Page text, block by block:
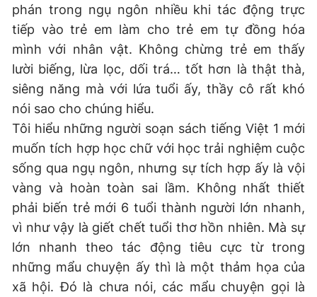
phán trong ngụ ngôn nhiều khi tác động trực
tiếp vào trẻ em làm cho trẻ em tự đồng hóa
mình với nhân vật. Không chừng trẻ em thấy
lười biếng, lừa lọc, dối trá… tốt hơn là thật thà,
siêng năng mà với lứa tuổi ấy, thầy cô rất khó
nói sao cho chúng hiểu.
Tôi hiểu những người soạn sách tiếng Việt 1 mới
muốn tích hợp học chữ với học trải nghiệm cuộc
sống qua ngụ ngôn, nhưng sự tích hợp ấy là vội
vàng và hoàn toàn sai lầm. Không nhất thiết
phải biến trẻ mới 6 tuổi thành người lớn nhanh,
vì như vậy là giết chết tuổi thơ hồn nhiên. Mà sự
lớn nhanh theo tác động tiêu cực từ trong
những mẩu chuyện ấy thì là một thảm họa của
xã hội. Đó là chưa nói, các mẩu chuyện gọi là